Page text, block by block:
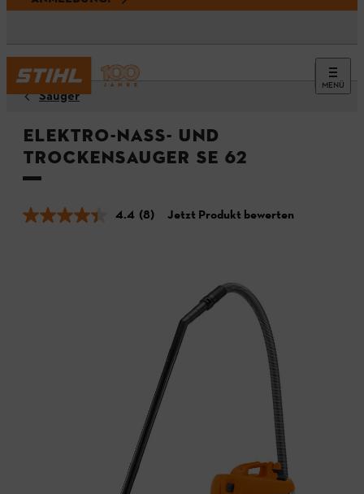
MENÜ
Sauger
Elektro-Nass- und
Trockensauger SE 62
4.4 (8) Jetzt Produkt bewerten